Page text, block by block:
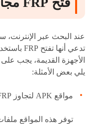
عند البحث عبر الإنترنت،
الأجهزة القديمة، يجب
يلي بعض الأمثلة:
مواقع APK لتجاوز FRP